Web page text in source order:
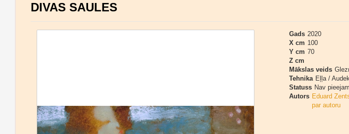
DIVAS SAULES
Gads 2020
X cm 100
Y cm 70
Z cm
Mākslas veids
Tehnika Eļļa /
Statuss Nav
Autors Eduard
par autoru